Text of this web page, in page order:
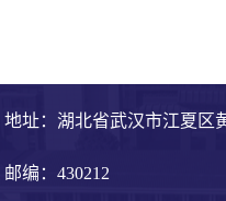
地址：湖北省武汉市江夏区
邮编：430212